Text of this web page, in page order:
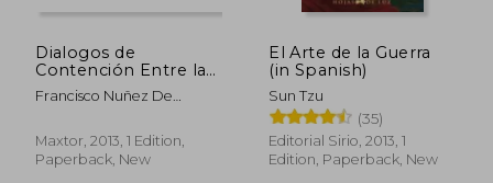
Dialogos de
Contención Entre la
Milicia y la Ciencia (in
Spanish)
Francisco Nuñez De
Maxtor, 2013, 1 Edition,
Paperback, New
El Arte de la Guerra
(in Spanish)
Sun Tzu
(35)
Editorial Sirio, 2013, 1
Edition, Paperback, New